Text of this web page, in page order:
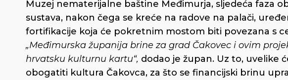
Muzej nematerijalne baštine Međimurja, sljedeća faza
sustava, nakon čega se kreće na radove na palači,
fortifikacije koja će pokretnim mostom biti povezana s
„Međimurska županija brine za grad Čakovec i ovim
hrvatsku kulturnu kartu“, dodao je župan. Uz to, uvelike
obogatiti kultura Čakovca, za što se financijski brinu